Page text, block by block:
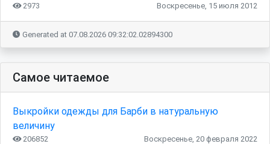
2973 Воскресенье, 15 июля 2012
Generated at 07.08.2026 09:32:02.02894300
Самое читаемое
Выкройки одежды для Барби в натуральную
величину
206852 Воскресенье, 20 февраля 2022